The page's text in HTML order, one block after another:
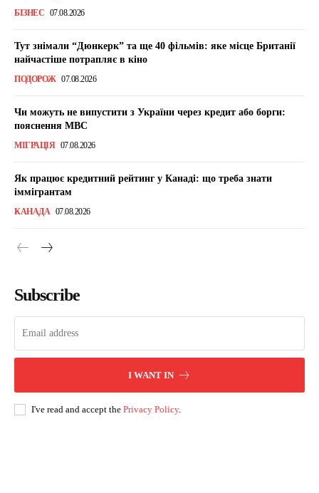
БІЗНЕС 07.08.2026
Тут знімали “Дюнкерк” та ще 40 фільмів: яке місце Британії
найчастіше потрапляє в кіно
ПОДОРОЖ 07.08.2026
Чи можуть не випустити з України через кредит або борги:
пояснення МВС
МІГРАЦІЯ 07.08.2026
Як працює кредитний рейтинг у Канаді: що треба знати
іммігрантам
КАНАДА 07.08.2026
Subscribe
I WANT IN
I've read and accept the Privacy Policy.